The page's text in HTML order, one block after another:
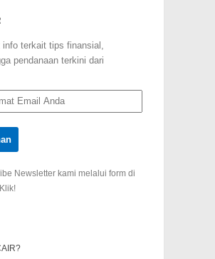
info terkait tips finansial,
pendanaan terkini dari
Newsletter kami melalui form di